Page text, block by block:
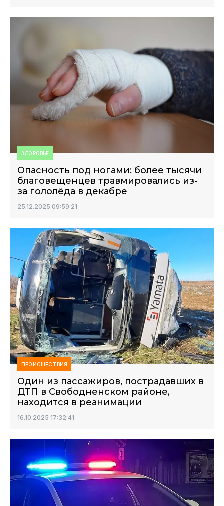
ЗДОРОВЬЕ
Опасность под ногами: более тысячи
благовещенцев травмировались из-
за гололёда в декабре
25.12.2025 09:59:21
ПРОИСШЕСТВИЯ
Один из пассажиров, пострадавших в
ДТП в Свободненском районе,
находится в реанимации
16.10.2025 17:32:41